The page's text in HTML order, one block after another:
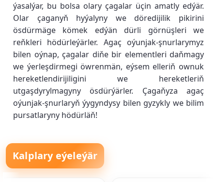
ýasalýar, bu bolsa olary çagalar üçin amatly edýär.
Olar çaganyň hyýalyny we döredijilik pikirini
ösdürmäge kömek edýän dürli görnüşleri we
reňkleri hödürleýärler. Agaç oýunjak-şnurlarymyz
bilen oýnap, çagalar diňe bir elementleri daňmagy
we ýerleşdirmegi öwrenmän, eýsem elleriň ownuk
hereketlendirijiligini we hereketleriň
utgaşdyrylmagyny ösdürýärler. Çagaňyza agaç
oýunjak-şnurlaryň ýygyndysy bilen gyzykly we bilim
pursatlaryny hödürläň!
Kalplary eýeleýär